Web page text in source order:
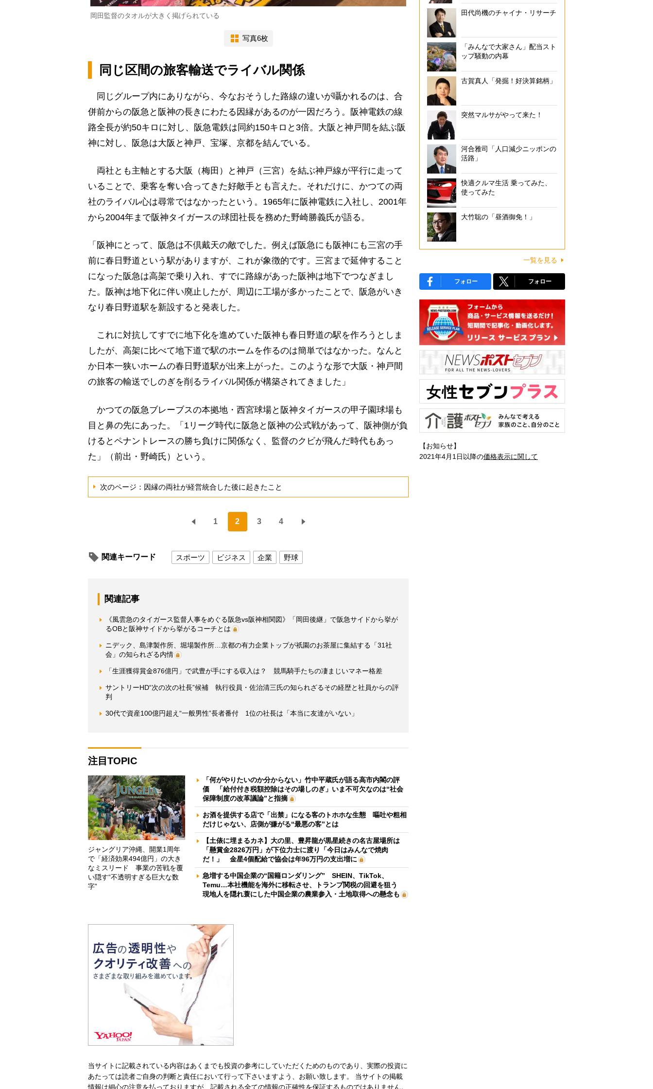
岡田監督のタオルが大きく掲げられている
写真6枚
同じ区間の旅客輸送でライバル関係
同じグループ内にありながら、今なおそうした路線の違いが囁かれるのは、合
併前からの阪急と阪神の長きにわたる因縁があるのが一因だろう。阪神電鉄の線
路全長が約50キロに対し、阪急電鉄は同約150キロと3倍。大阪と神戸間を結ぶ阪
神に対し、阪急は大阪と神戸、宝塚、京都を結んでいる。
両社とも主軸とする大阪（梅田）と神戸（三宮）を結ぶ神戸線が平行に走って
いることで、乗客を奪い合ってきた好敵手とも言えた。それだけに、かつての両
社のライバル心は尋常ではなかったという。1965年に阪神電鉄に入社し、2001年
から2004年まで阪神タイガースの球団社長を務めた野崎勝義氏が語る。
「阪神にとって、阪急は不倶戴天の敵でした。例えば阪急にも阪神にも三宮の手
前に春日野道という駅がありますが、これが象徴的です。三宮まで延伸すること
になった阪急は高架で乗り入れ、すでに路線があった阪神は地下でつなぎまし
た。阪神は地下化に伴い廃止したが、周辺に工場が多かったことで、阪急がいき
なり春日野道駅を新設すると発表した。
これに対抗してすでに地下化を進めていた阪神も春日野道の駅を作ろうとしま
したが、高架に比べて地下道で駅のホームを作るのは簡単ではなかった。なんと
か日本一狭いホームの春日野道駅が出来上がった。このような形で大阪・神戸間
の旅客の輸送でしのぎを削るライバル関係が構築されてきました」
かつての阪急ブレーブスの本拠地・西宮球場と阪神タイガースの甲子園球場も
目と鼻の先にあった。「1リーグ時代に阪急と阪神の公式戦があって、阪神側が負
けるとペナントレースの勝ち負けに関係なく、監督のクビが飛んだ時代もあっ
た」（前出・野崎氏）という。
次のページ：因縁の両社が経営統合した後に起きたこと
1 2 3 4
関連キーワード スポーツ ビジネス 企業 野球
関連記事
《風雲急のタイガース監督人事をめぐる阪急vs阪神相関図》「岡田後継」で阪急サイドから挙が
るOBと阪神サイドから挙がるコーチとは
ニデック、島津製作所、堀場製作所…京都の有力企業トップが祇園のお茶屋に集結する「31社
会」の知られざる内情
「生涯獲得賞金876億円」で武豊が手にする収入は？ 競馬騎手たちの凄まじいマネー格差
サントリーHD“次の次の社長”候補 執行役員・佐治清三氏の知られざるその経歴と社員からの評
判
30代で資産100億円超え“一般男性”長者番付 1位の社長は「本当に友達がいない」
注目TOPIC
ジャングリア沖縄、開業1周年
で「経済効果494億円」の大き
なミスリード 事業の苦戦を覆
い隠す“不透明すぎる巨大な数
字”
「何がやりたいのか分からない」竹中平蔵氏が語る高市内閣の評
価 「給付付き税額控除はその場しのぎ」いま不可欠なのは“社会
保障制度の改革議論”と指摘
お酒を提供する店で「出禁」になる客のトホホな生態 嘔吐や粗相
だけじゃない、店側が嫌がる“最悪の客”とは
【土俵に埋まるカネ】大の里、豊昇龍が黒星続きの名古屋場所は
「懸賞金2826万円」が下位力士に渡り「今日はみんなで焼肉
だ！」 金星4個配給で協会は年96万円の支出増に
急増する中国企業の“国籍ロンダリング” SHEIN、TikTok、
Temu…本社機能を海外に移転させ、トランプ関税の回避を狙う
現地人を隠れ蓑にした中国企業の農業参入・土地取得への懸念も
当サイトに記載されている内容はあくまでも投資の参考にしていただくためのものであり、実際の投資に
あたっては読者ご自身の判断と責任において行って下さいますよう、お願い致します。 当サイトの掲載
情報は細心の注意を払っておりますが、記載される全ての情報の正確性を保証するものではありません。
田代尚機のチャイナ・リサーチ
「みんなで大家さん」配当スト
ップ騒動の内幕
古賀真人「発掘！好決算銘柄」
突然マルサがやって来た！
河合雅司「人口減少ニッポンの
活路」
快適クルマ生活 乗ってみた、
使ってみた
大竹聡の「昼酒御免！」
一覧を見る
フォロー フォロー
【お知らせ】
2021年4月1日以降の価格表示に関して